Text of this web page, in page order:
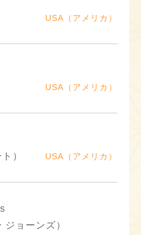
USA（アメリカ）
USA（アメリカ）
）
USA（アメリカ）
ジョーンズ）